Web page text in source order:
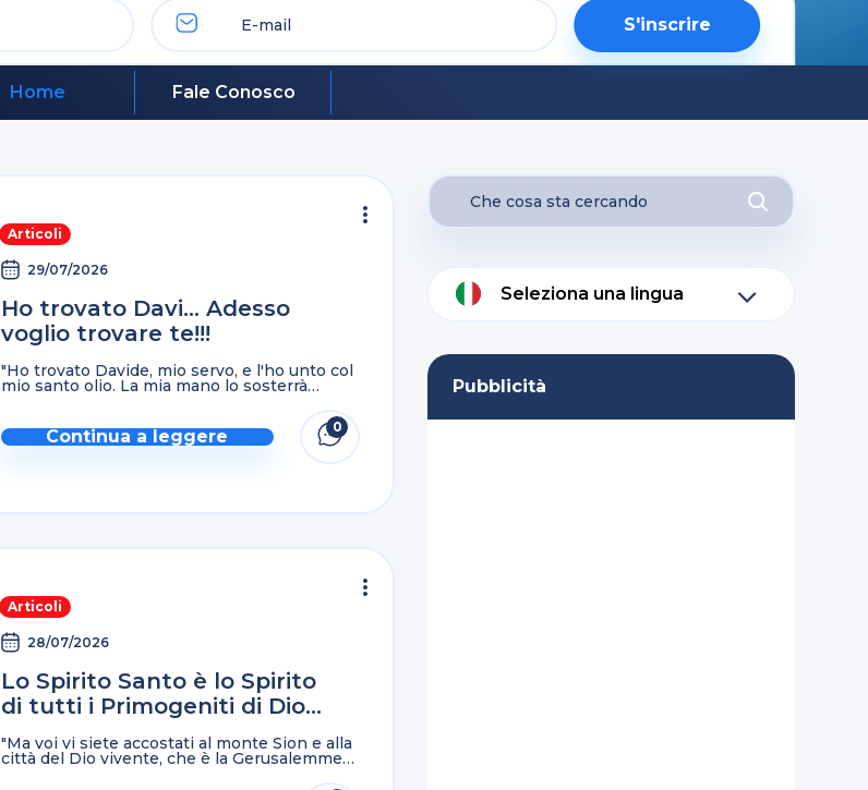
S'inscrire
Home Fale Conosco
Articoli
29/07/2026
Ho trovato Davi… Adesso
voglio trovare te!!!
"Ho trovato Davide, mio servo, e l'ho unto col
mio santo olio. La mia mano lo sosterrà
Continua a leggere 0
Articoli
28/07/2026
Lo Spirito Santo è lo Spirito
di tutti i Primogeniti di Dio…
"Ma voi vi siete accostati al monte Sion e alla
città del Dio vivente, che è la Gerusalemme
Seleziona una lingua
Pubblicità